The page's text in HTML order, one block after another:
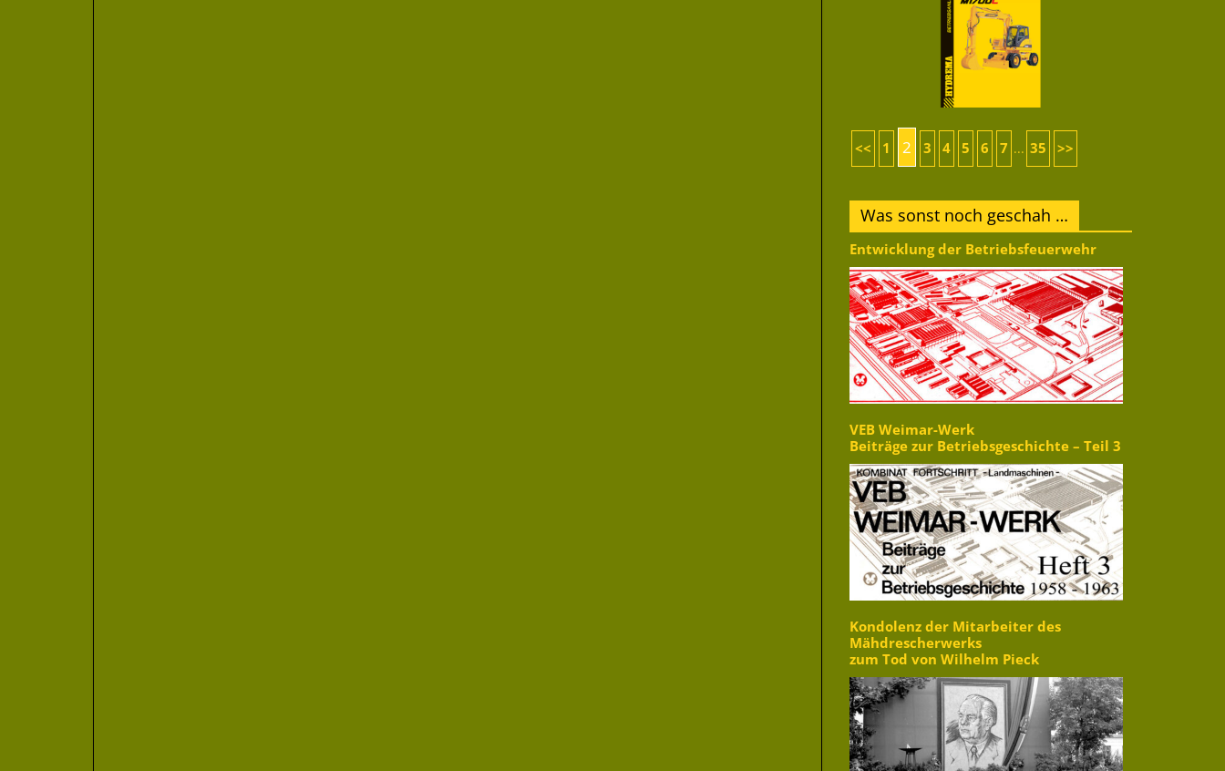
<< 1 2 3 4 5 6 7 ... 35 >>
Was sonst noch geschah …
Entwicklung der Betriebsfeuerwehr
VEB Weimar-Werk
Beiträge zur Betriebsgeschichte – Teil 3
Kondolenz der Mitarbeiter des
Mähdrescherwerks
zum Tod von Wilhelm Pieck